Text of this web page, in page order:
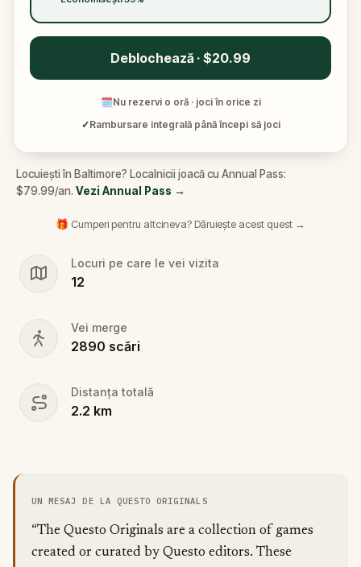
Deblochează · $20.99
🗓Nu rezervi o oră · joci în orice zi
✓Rambursare integrală până începi să joci
Locuiești în Baltimore? Localnicii joacă cu Annual Pass:
$79.99/an. Vezi Annual Pass →
🎁 Cumperi pentru altcineva? Dăruiește acest quest →
Locuri pe care le vei vizita
12
Vei merge
2890 scări
Distanța totală
2.2 km
UN MESAJ DE LA QUESTO ORIGINALS
“The Questo Originals are a collection of games
created or curated by Questo editors. These